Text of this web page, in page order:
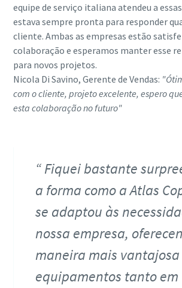
equipe de serviço italiana atendeu a
estava sempre pronta para responder
cliente. Ambas as empresas estão
colaboração e esperamos manter esse
para novos projetos.
Nicola Di Savino, Gerente de Vendas:
com o cliente, projeto excelente, espero
esta colaboração no futuro"
Fiquei bastante
a forma como a Atlas
se adaptou às
nossa empresa,
maneira mais
equipamentos tanto em